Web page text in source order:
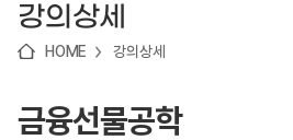
강의상세
HOME 강의상세
금융선물공학